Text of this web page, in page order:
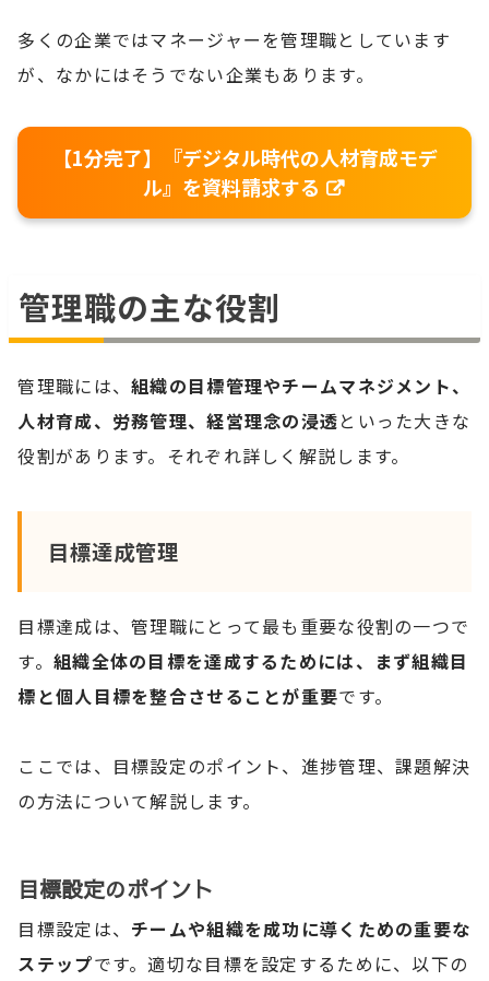
多くの企業ではマネージャーを管理職としています
が、なかにはそうでない企業もあります。
【1分完了】『デジタル時代の人材育成モデ
ル』を資料請求する
管理職の主な役割
管理職には、組織の目標管理やチームマネジメント、
人材育成、労務管理、経営理念の浸透といった大きな
役割があります。それぞれ詳しく解説します。
目標達成管理
目標達成は、管理職にとって最も重要な役割の一つで
す。組織全体の目標を達成するためには、まず組織目
標と個人目標を整合させることが重要です。
ここでは、目標設定のポイント、進捗管理、課題解決
の方法について解説します。
目標設定のポイント
目標設定は、 チームや組織を成功に導くための重要な
ステップです。適切な目標を設定するために、以下の